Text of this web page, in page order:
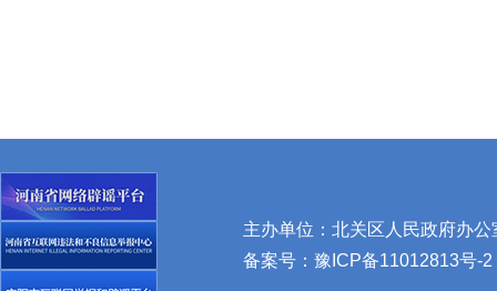
主办单位：北关区人民政府办
备案号： 豫ICP备11012813号-2